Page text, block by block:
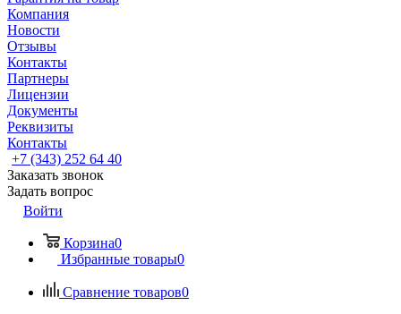
Компания
Новости
Отзывы
Контакты
Партнеры
Лицензии
Документы
Реквизиты
Контакты
+7 (343) 252 64 40
Заказать звонок
Задать вопрос
Войти
Корзина0
Избранные товары0
Сравнение товаров0